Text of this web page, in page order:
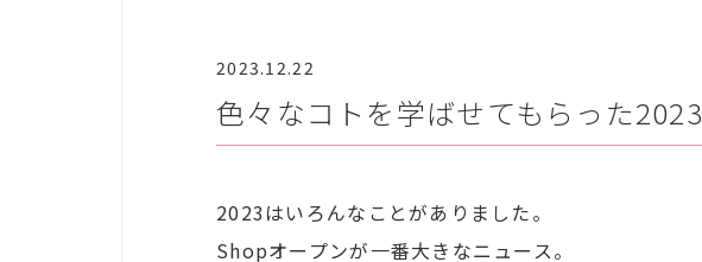
2023.12.22
色々なコトを学ばせてもらった2023
2023はいろんなことがありました。
Shopオープンが一番大きなニュース。